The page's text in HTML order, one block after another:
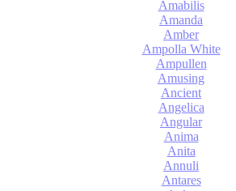
Amabilis
Amanda
Amber
Ampolla White
Ampullen
Amusing
Ancient
Angelica
Angular
Anima
Anita
Annuli
Antares